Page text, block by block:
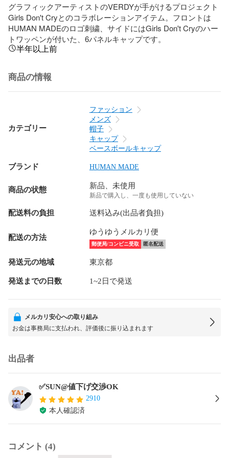
グラフィックアーティストのVERDYが手がけるプロジェクト
Girls Don't Cryとのコラボレーションアイテム。フロントは
HUMAN MADEのロゴ刺繍、サイドにはGirls Don't Cryのハー
トワッペンが付いた、6パネルキャップです。
半年以上前
商品の情報
カテゴリー
ファッション
メンズ
帽子
キャップ
ベースボールキャップ
ブランド HUMAN MADE
商品の状態 新品、未使用
新品で購入し、一度も使用していない
配送料の負担 送料込み(出品者負担)
配送の方法
ゆうゆうメルカリ便
郵便局/コンビニ受取 匿名配送
発送元の地域 東京都
発送までの日数 1~2日で発送
メルカリ安心への取り組み
お金は事務局に支払われ、評価後に振り込まれます
出品者
✅SUN@値下げ交渉OK
2910
本人確認済
コメント (4)